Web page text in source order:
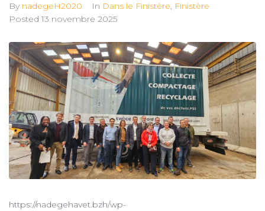
By nadegeH2020 In Dans le Finistère, Finistère
Posted 13 novembre 2025
https://nadegehavet.bzh/wp-